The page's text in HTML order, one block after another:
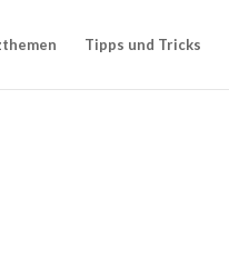
Tipps und Tricks